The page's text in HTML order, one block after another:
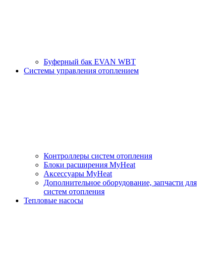
Буферный бак EVAN WBT
Системы управления отоплением
Контроллеры систем отопления
Блоки расширения MyHeat
Аксессуары MyHeat
Дополнительное оборудование, запчасти для
систем отопления
Тепловые насосы